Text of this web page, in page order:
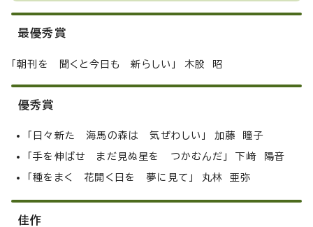
最優秀賞
「朝刊を 聞くと今日も 新らしい」 木股 昭
優秀賞
「日々新た 海馬の森は 気ぜわしい」 加藤 瞳子
「手を伸ばせ まだ見ぬ星を つかむんだ」 下﨑 陽音
「種をまく 花開く日を 夢に見て」 丸林 亜弥
佳作